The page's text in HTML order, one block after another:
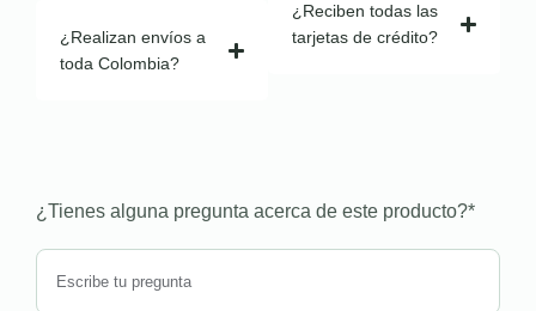
¿Realizan envíos a
toda Colombia?
¿Reciben todas las
tarjetas de crédito?
¿Tienes alguna pregunta acerca de este producto?*